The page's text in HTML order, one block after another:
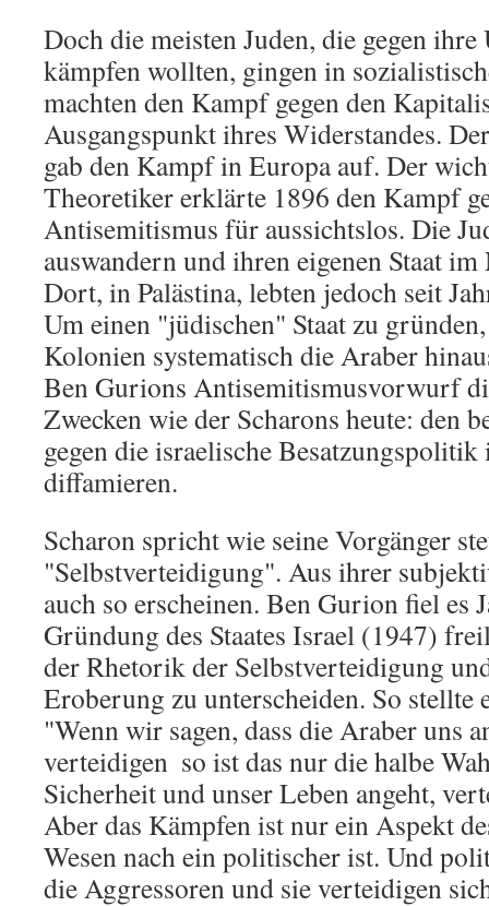
Doch die meisten Juden, die gegen
kämpfen wollten, gingen in
machten den Kampf gegen den
Ausgangspunkt ihres Widerstandes.
gab den Kampf in Europa auf. Der
Theoretiker erklärte 1896 den Kampf
Antisemitismus für aussichtslos. Die
auswandern und ihren eigenen Staat
Dort, in Palästina, lebten jedoch seit
Um einen "jüdischen" Staat zu
Kolonien systematisch die Araber
Ben Gurions Antisemitismusvorwurf
Zwecken wie der Scharons heute: den
gegen die israelische Besatzungspolitik
diffamieren.
Scharon spricht wie seine Vorgänger
"Selbstverteidigung". Aus ihrer
auch so erscheinen. Ben Gurion fiel es
Gründung des Staates Israel (1947)
der Rhetorik der Selbstverteidigung
Eroberung zu unterscheiden. So stellte
"Wenn wir sagen, dass die Araber uns
verteidigen  so ist das nur die halbe
Sicherheit und unser Leben angeht,
Aber das Kämpfen ist nur ein Aspekt
Wesen nach ein politischer ist. Und
die Aggressoren und sie verteidigen